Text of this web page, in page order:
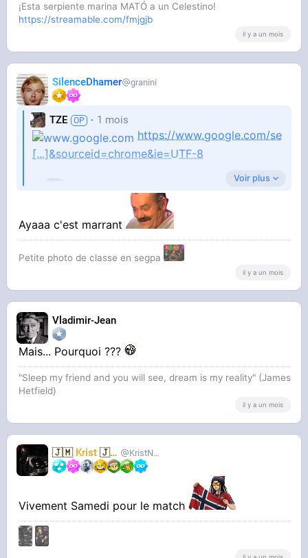
¡Esta serpiente marina MATÓ a un Celestino!
https://streamable.com/fmjgjb
il y a un mois
SilenceDhamer granini
TZE 1 mois
https://www.google.com/se
[...]&sourceid=chrome&ie=UTF-8
Voir plus
Ayaaa c'est marrant
Petite photo de classe en segpa
il y a un mois
Vladimir-Jean
Mais... Pourquoi ???
"Sleep my friend and you will see, dream is my reality" (James
Hetfield)
il y a un mois
🇯🇲Krist🇯🇲 KristNovoselic
Vivement Samedi pour le match